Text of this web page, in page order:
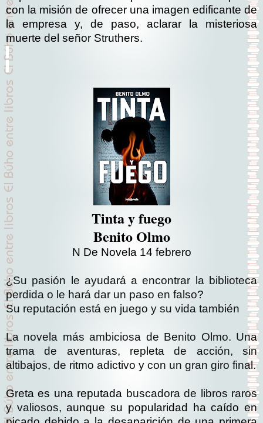
con la misión de ofrecer una imagen edificante de
la empresa y, de paso, aclarar la misteriosa
muerte del señor Struthers.
Tinta y fuego
Benito Olmo
N De Novela 14 febrero
¿Su pasión le ayudará a encontrar la biblioteca
perdida o le hará dar un paso en falso?
Su reputación está en juego y su vida también
La novela más ambiciosa de Benito Olmo. Una
trama de aventuras, repleta de acción, sin
altibajos, de ritmo adictivo y con un gran giro final.
Greta es una reputada buscadora de libros raros
y valiosos, aunque su popularidad ha caído en